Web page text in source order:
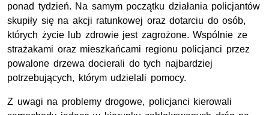
ponad tydzień. Na samym początku działania policjantów
skupiły się na akcji ratunkowej oraz dotarciu do osób,
których życie lub zdrowie jest zagrożone. Wspólnie ze
strażakami oraz mieszkańcami regionu policjanci przez
powalone drzewa docierali do tych najbardziej
potrzebujących, którym udzielali pomocy.
Z uwagi na problemy drogowe, policjanci kierowali